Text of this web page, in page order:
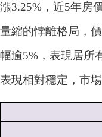
漲3.25%，近5年房
量縮的悖離格局，
幅逾5%，表現居所
表現相對穩定，市